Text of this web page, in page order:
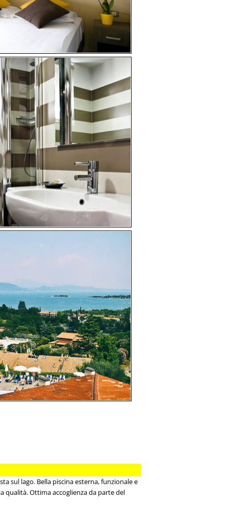
sul lago. Bella piscina esterna, funzionale e
qualità. Ottima accoglienza da parte del